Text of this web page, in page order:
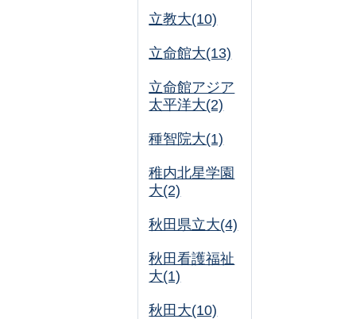
立教大(10)
立命館大(13)
立命館アジア
太平洋大(2)
種智院大(1)
稚内北星学園
大(2)
秋田県立大(4)
秋田看護福祉
大(1)
秋田大(10)